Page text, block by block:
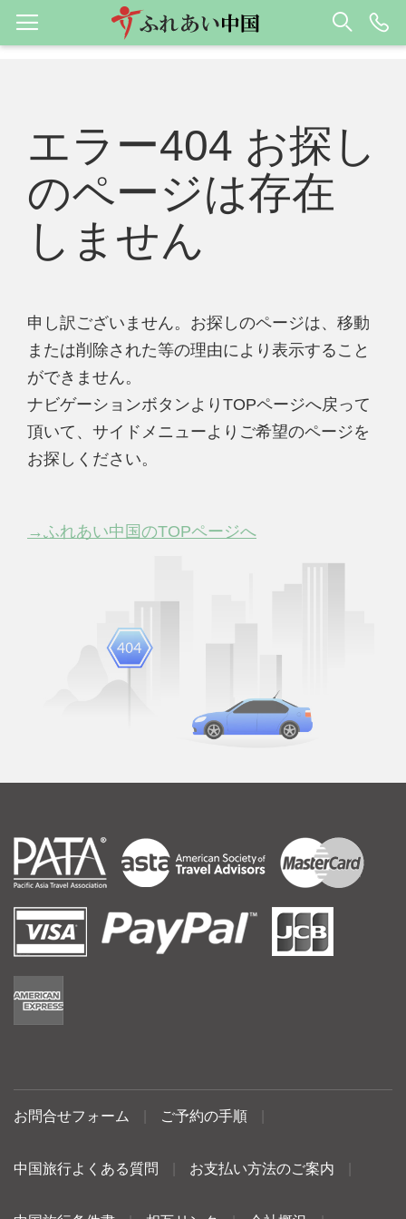
エラー404 お探し
のページは存在
しません
申し訳ございません。お探しのページは、移動
または削除された等の理由により表示すること
ができません。
ナビゲーションボタンよりTOPページへ戻って
頂いて、サイドメニューよりご希望のページを
お探しください。
→ふれあい中国のTOPページへ
お問合せフォーム ご予約の手順
中国旅行よくある質問 お支払い方法のご案内